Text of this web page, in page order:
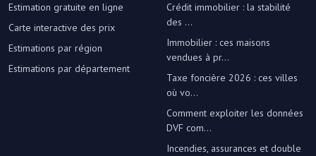
Estimation gratuite en ligne
Carte interactive des prix
Estimations par région
Estimations par département
Crédit immobilier : la stabilité
des ...
Immobilier : ces maisons
vendues à pr...
Taxe foncière 2026 : ces villes
où vo...
Comment exploiter les données
DVF com...
Incendies, assurances et double